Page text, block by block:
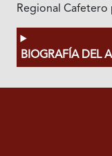
Regional
BIOGRAFÍA DEL